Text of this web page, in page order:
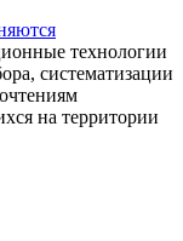
технологии
систематизации
на территории